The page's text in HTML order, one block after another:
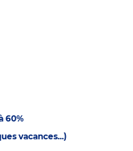
60%
vacances...)